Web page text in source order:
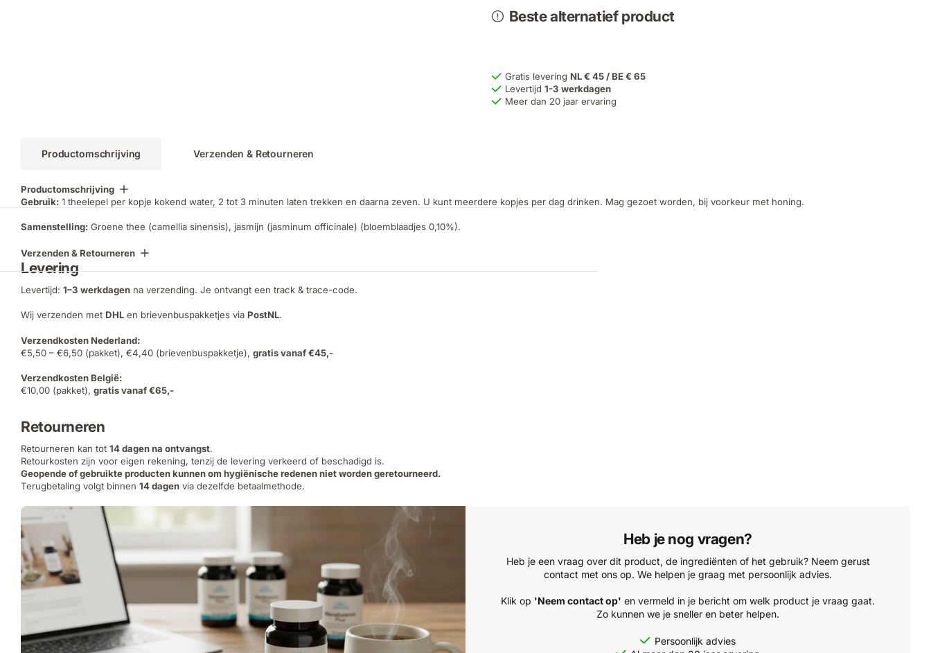
Beste alternatief product
Gratis leveringNL € 45 / BE € 65
Levertijd1-3 werkdagen
Meer dan 20 jaar ervaring
Productomschrijving Verzenden & Retourneren
Productomschrijving
Gebruik: 1 theelepel per kopje kokend water, 2 tot 3 minuten laten trekken en daarna zeven. U kunt meerdere kopjes per dag drinken. Mag gezoet worden, bij voorkeur met honing.
Samenstelling: Groene thee (camellia sinensis), jasmijn (jasminum officinale) (bloemblaadjes 0,10%).
Verzenden & Retourneren
Levering
Levertijd: 1–3 werkdagen na verzending. Je ontvangt een track & trace-code.
Wij verzenden met DHL en brievenbuspakketjes via PostNL.
Verzendkosten Nederland:
€5,50 – €6,50 (pakket), €4,40 (brievenbuspakketje), gratis vanaf €45,-
Verzendkosten België:
€10,00 (pakket), gratis vanaf €65,-
Retourneren
Retourneren kan tot 14 dagen na ontvangst.
Retourkosten zijn voor eigen rekening, tenzij de levering verkeerd of beschadigd is.
Geopende of gebruikte producten kunnen om hygiënische redenen niet worden geretourneerd.
Terugbetaling volgt binnen 14 dagen via dezelfde betaalmethode.
Heb je nog vragen?
Heb je een vraag over dit product, de ingrediënten of het gebruik? Neem gerust
contact met ons op. We helpen je graag met persoonlijk advies.
Klik op 'Neem contact op' en vermeld in je bericht om welk product je vraag gaat.
Zo kunnen we je sneller en beter helpen.
Persoonlijk advies